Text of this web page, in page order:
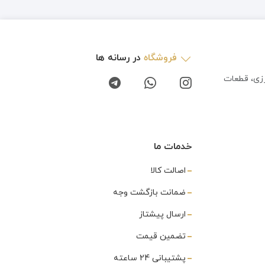
قطعات
فروشگاه در رسانه ها
خدمات ما
اصالت کالا
ضمانت بازگشت وجه
ارسال پیشتاز
تضمین قیمت
پشتیبانی 24 ساعته